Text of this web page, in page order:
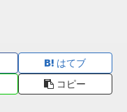
はてブ
コピー